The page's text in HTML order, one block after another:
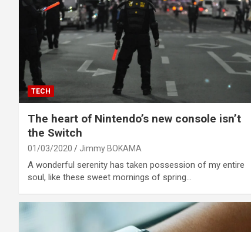
TECH
The heart of Nintendo’s new console isn’t
the Switch
01/03/2020 Jimmy BOKAMA
A wonderful serenity has taken possession of my entire
soul, like these sweet mornings of spring…